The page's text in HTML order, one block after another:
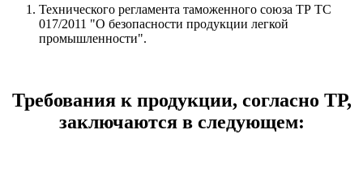
Технического регламента таможенного союза ТР ТС
017/2011 "О безопасности продукции легкой
промышленности".
Требования к продукции, согласно ТР,
заключаются в следующем: